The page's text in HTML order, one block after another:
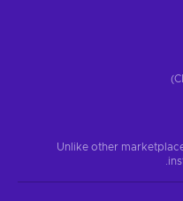
Unlike other